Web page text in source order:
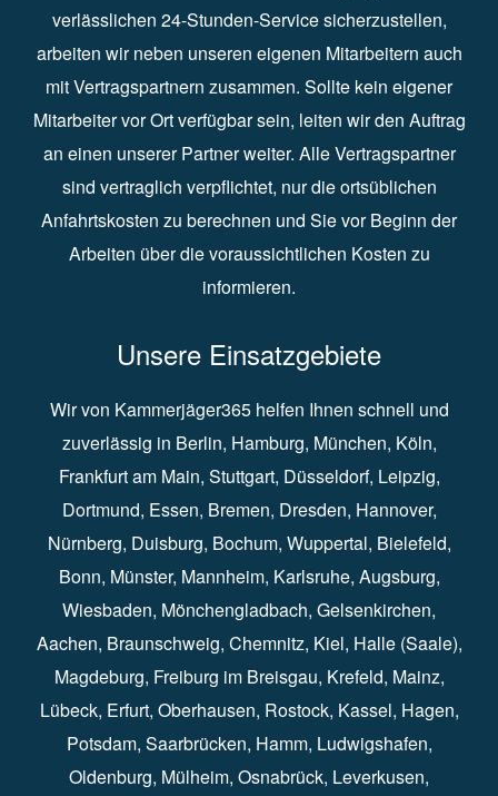
verlässlichen 24-Stunden-Service sicherzustellen,
arbeiten wir neben unseren eigenen Mitarbeitern auch
mit Vertragspartnern zusammen. Sollte kein eigener
Mitarbeiter vor Ort verfügbar sein, leiten wir den Auftrag
an einen unserer Partner weiter. Alle Vertragspartner
sind vertraglich verpflichtet, nur die ortsüblichen
Anfahrtskosten zu berechnen und Sie vor Beginn der
Arbeiten über die voraussichtlichen Kosten zu
informieren.
Unsere Einsatzgebiete
Wir von Kammerjäger365 helfen Ihnen schnell und
zuverlässig in Berlin⁠, Hamburg⁠, München, Köln⁠,
Frankfurt am Main⁠, Stuttgart⁠, Düsseldorf⁠, Leipzig⁠,
Dortmund⁠, Essen⁠, Bremen⁠, Dresden⁠, Hannover⁠,
Nürnberg⁠, Duisburg⁠⁠, Bochum⁠, Wuppertal⁠⁠, Bielefeld⁠⁠,
Bonn⁠⁠, Münster⁠⁠, Mannheim⁠, Karlsruhe⁠, Augsburg⁠,
Wiesbaden⁠⁠, Mönchengladbach⁠, Gelsenkirchen⁠⁠,
Aachen⁠⁠, Braunschweig⁠, Chemnitz⁠⁠, Kiel⁠, Halle (Saale)⁠⁠,
Magdeburg⁠, Freiburg im Breisgau⁠⁠, Krefeld⁠⁠, Mainz⁠⁠,
Lübeck⁠, Erfurt⁠, Oberhausen⁠⁠, Rostock⁠⁠, Kassel⁠⁠, Hagen⁠,
Potsdam⁠, Saarbrücken⁠⁠, Hamm⁠, Ludwigshafen⁠,
Oldenburg⁠, Mülheim⁠, Osnabrück⁠⁠, Leverkusen⁠,